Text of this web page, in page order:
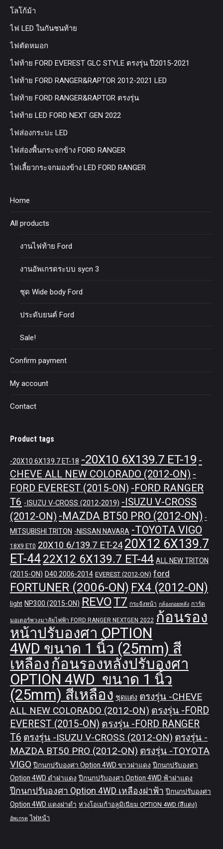
โลโก้ม้า
ไฟ LED ในกันชนท้าย
ไฟตัดหมอก
ไฟท้าย FORD EVEREST GLC STYLE ตรงรุ่น ปี2015-2021
ไฟท้าย FORD RANGER&RAPTOR 2012-2021 LED
ไฟท้าย FORD RANGER&RAPTOR ตรงรุ่น
ไฟท้าย LED FORD NEXT GEN 2022
ไฟส่องกระบะ LED
ไฟส่องพื้นกระจกข้าง FORD RANGER
ไฟเลี้ยวกระจกมองข้าง LED FORD RANGER
Home
All products
งานไฟท้าย Ford
งานอัพเกรดระบบ sycn 3
ชุด Wide body Ford
ประดับยนต์ Ford
Sale!
Confirm payment
My account
Contact
Product tags
-20X10 6X139.7 ET-18 -20X10 6X139.7 ET-19 -
CHEVE ALL NEW COLORADO (2012-ON) -
FORD EVEREST (2015-ON) -FORD RANGER
T6 -ISUZU V-CROSS (2012-2019) -ISUZU V-CROSS
(2012-ON) -MAZDA BT50 PRO (2012-ON) -
MITSUBISHI TRITON -NISSAN NAVARA -TOYOTA VIGO
18X9 ET0 20X10 6/139.7 ET-24 20X12 6X139.7
ET-4422X12 6X139.7 ET-44 ALL NEW TRITON
(2015-ON) D40 2006-2014 EVEREST (2012-ON) ford
FORTUNER (2006-ON) FX4 (2012-ON)
light NP300 (2015-ON) REVOT7 กระจังหน้า กล้องถอยหลัง การ์ด
มอเตอร์พวงมาลัยไฟฟ้า FORD RANGER NEXTGEN 2022 ก้อนรอง
หน้าปรับองศา OPTION
4WD ขนาด 1 นิ้ว (25mm) สี
เหลือง ก้อนรองหลังปรับองศา
OPTION 4WD ขนาด 1 นิ้ว
(25mm) สีเหลือง ชุดแต่ง ตรงรุ่น -CHEVE
ALL NEW COLORADO (2012-ON) ตรงรุ่น -FORD
EVEREST (2015-ON) ตรงรุ่น -FORD RANGER
T6 ตรงรุ่น -ISUZU V-CROSS (2012-ON) ตรงรุ่น -
MAZDA BT50 PRO (2012-ON) ตรงรุ่น -TOYOTA
VIGO ปีกนกปรับองศา Option 4WD ขาวฝาแดง ปีกนกปรับองศา
Option 4WD ดำฝาแดง ปีกนกปรับองศา Option 4WD ฟ้าฝาแดง
ปีกนกปรับองศา Option 4WD เหลืองฝาฟ้า ปีกนกปรับองศา
Option 4WD แดงฝาดำ ห่วงโอเมก้าอลูมิเนียม OPTION 4WD (สีแดง)
อัพเกรด ไฟหน้า